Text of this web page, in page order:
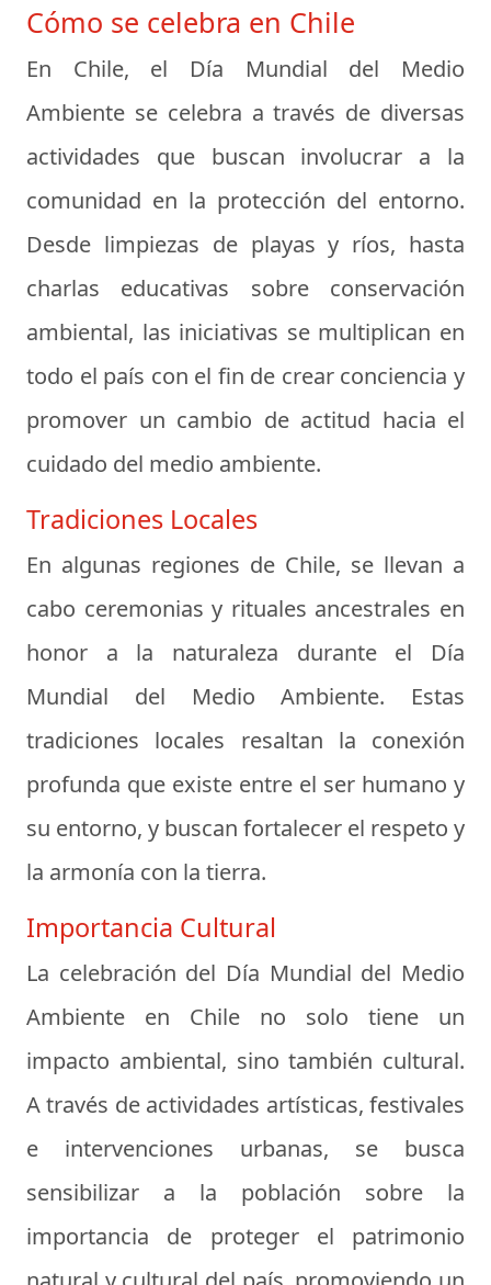
Cómo se celebra en Chile
En Chile, el Día Mundial del Medio
Ambiente se celebra a través de diversas
actividades que buscan involucrar a la
comunidad en la protección del entorno.
Desde limpiezas de playas y ríos, hasta
charlas educativas sobre conservación
ambiental, las iniciativas se multiplican en
todo el país con el fin de crear conciencia y
promover un cambio de actitud hacia el
cuidado del medio ambiente.
Tradiciones Locales
En algunas regiones de Chile, se llevan a
cabo ceremonias y rituales ancestrales en
honor a la naturaleza durante el Día
Mundial del Medio Ambiente. Estas
tradiciones locales resaltan la conexión
profunda que existe entre el ser humano y
su entorno, y buscan fortalecer el respeto y
la armonía con la tierra.
Importancia Cultural
La celebración del Día Mundial del Medio
Ambiente en Chile no solo tiene un
impacto ambiental, sino también cultural.
A través de actividades artísticas, festivales
e intervenciones urbanas, se busca
sensibilizar a la población sobre la
importancia de proteger el patrimonio